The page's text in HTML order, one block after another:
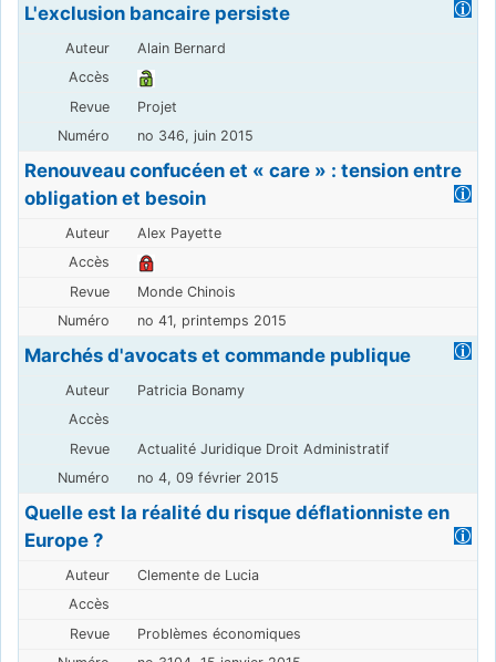
L'exclusion bancaire persiste
Alain Bernard
Projet
no 346, juin 2015
Renouveau confucéen et « care » : tension entre
obligation et besoin
Alex Payette
Monde Chinois
no 41, printemps 2015
Marchés d'avocats et commande publique
Patricia Bonamy
Actualité Juridique Droit Administratif
no 4, 09 février 2015
Quelle est la réalité du risque déflationniste en
Europe ?
Clemente de Lucia
Problèmes économiques